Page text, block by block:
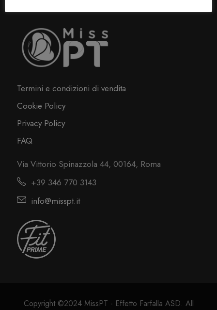
Termini e condizioni di vendita
Cookie Policy
Privacy Policy
FAQ
Via Vittorio Spinazzola 44, 00164, Roma
+39 346 770 3143
info@misspt.it
Copyright ©2024 MissPT - Effetto Farfalla ASD. All